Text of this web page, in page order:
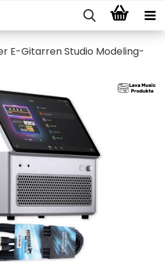
E-Gitarren Studio Modeling-